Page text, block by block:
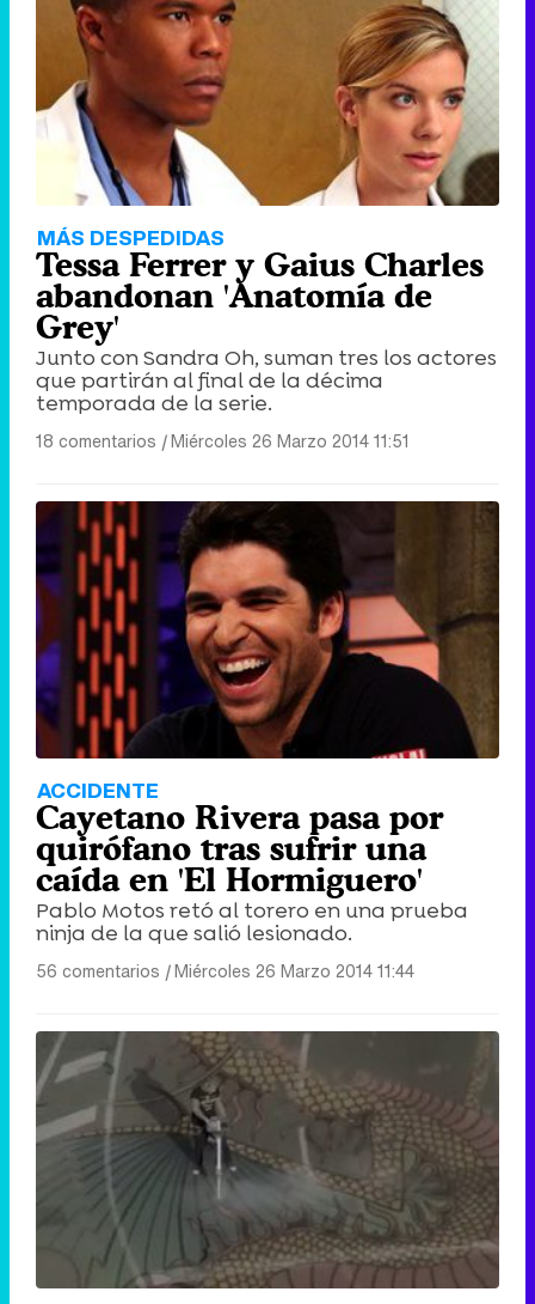
MÁS DESPEDIDAS
Tessa Ferrer y Gaius Charles
abandonan 'Anatomía de
Grey'
Junto con Sandra Oh, suman tres los actores
que partirán al final de la décima
temporada de la serie.
18 comentarios |Miércoles 26 Marzo 2014 11:51
ACCIDENTE
Cayetano Rivera pasa por
quirófano tras sufrir una
caída en 'El Hormiguero'
Pablo Motos retó al torero en una prueba
ninja de la que salió lesionado.
56 comentarios |Miércoles 26 Marzo 2014 11:44